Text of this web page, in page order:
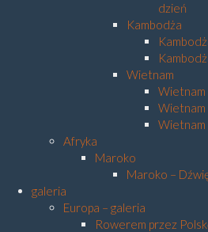
dzień
Kambodża
Wietnam
Wietnam
Wietnam
Wietnam
Afryka
Maroko
Maroko –
galeria
Europa – galeria
Rowerem przez